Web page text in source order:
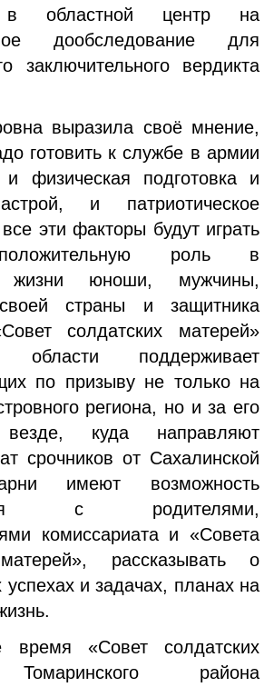
в областной центр на
дообследование для
заключительного вердикта
выразила своё мнение,
готовить к службе в армии
физическая подготовка и
и патриотическое
эти факторы будут играть
роль в
жизни юноши, мужчины,
страны и защитника
солдатских матерей»
области поддерживает
по призыву не только на
региона, но и за его
везде, куда направляют
срочников от Сахалинской
имеют возможность
с родителями,
комиссариата и «Совета
рассказывать о
успехах и задачах, планах на
время «Совет солдатских
района